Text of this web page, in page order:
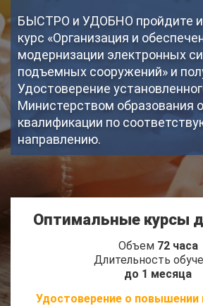
БЫСТРО и УДОБНО пройдите
курс «Организация и
модернизации электронных
подъемных сооружений» и
Удостоверение
Министерством образования
квалификации по
направлению.
Оптимальные курсы
Объем 72 часа
Длительность
до 1 месяца
Удостоверение о повышении